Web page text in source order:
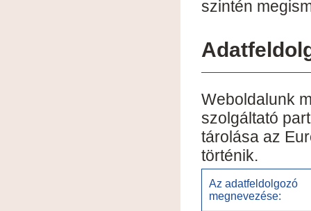
szintén
Weboldalunk
szolgáltató
tárolása az
történik.
Az adatfeldolgozó
megnevezése: